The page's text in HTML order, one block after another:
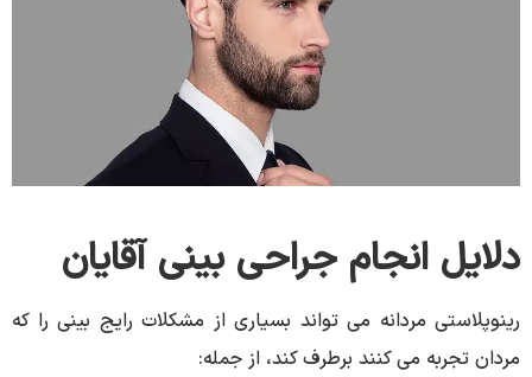
دلایل انجام جراحی بینی آقایان
رینوپلاستی مردانه می تواند بسیاری از مشکلات رایج بینی را که
مردان تجربه می کنند برطرف کند، از جمله: